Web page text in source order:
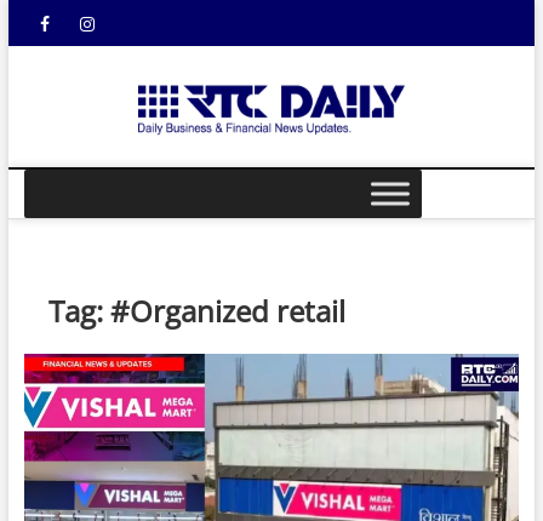
FacebookInstagram
DAILY
Tag:#Organized retail